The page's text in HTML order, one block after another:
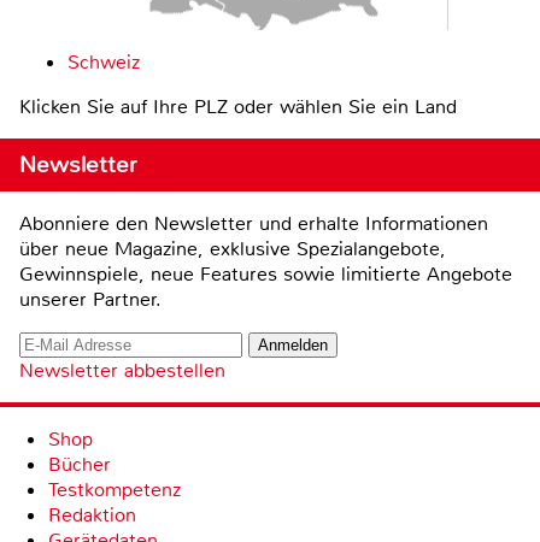
Schweiz
Klicken Sie auf Ihre PLZ oder wählen Sie ein Land
Newsletter
Abonniere den Newsletter und erhalte Informationen
über neue Magazine, exklusive Spezialangebote,
Gewinnspiele, neue Features sowie limitierte Angebote
unserer Partner.
Newsletter abbestellen
Shop
Bücher
Testkompetenz
Redaktion